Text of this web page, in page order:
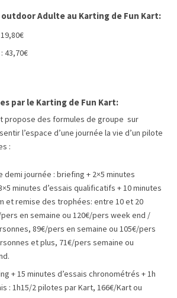
Adulte au Karting de Fun Kart:
43,70€
par le Karting de Fun Kart:
propose des formules de groupe sur
l’espace d’une journée la vie d’un pilote
:
demi journée : briefing + 2×5 minutes
minutes d’essais qualificatifs + 10 minutes
et remise des trophées: entre 10 et 20
en semaine ou 120€/pers week end /
89€/pers en semaine ou 105€/pers
et plus, 71€/pers semaine ou
+ 15 minutes d’essais chronométrés + 1h
: 1h15/2 pilotes par Kart, 166€/Kart ou